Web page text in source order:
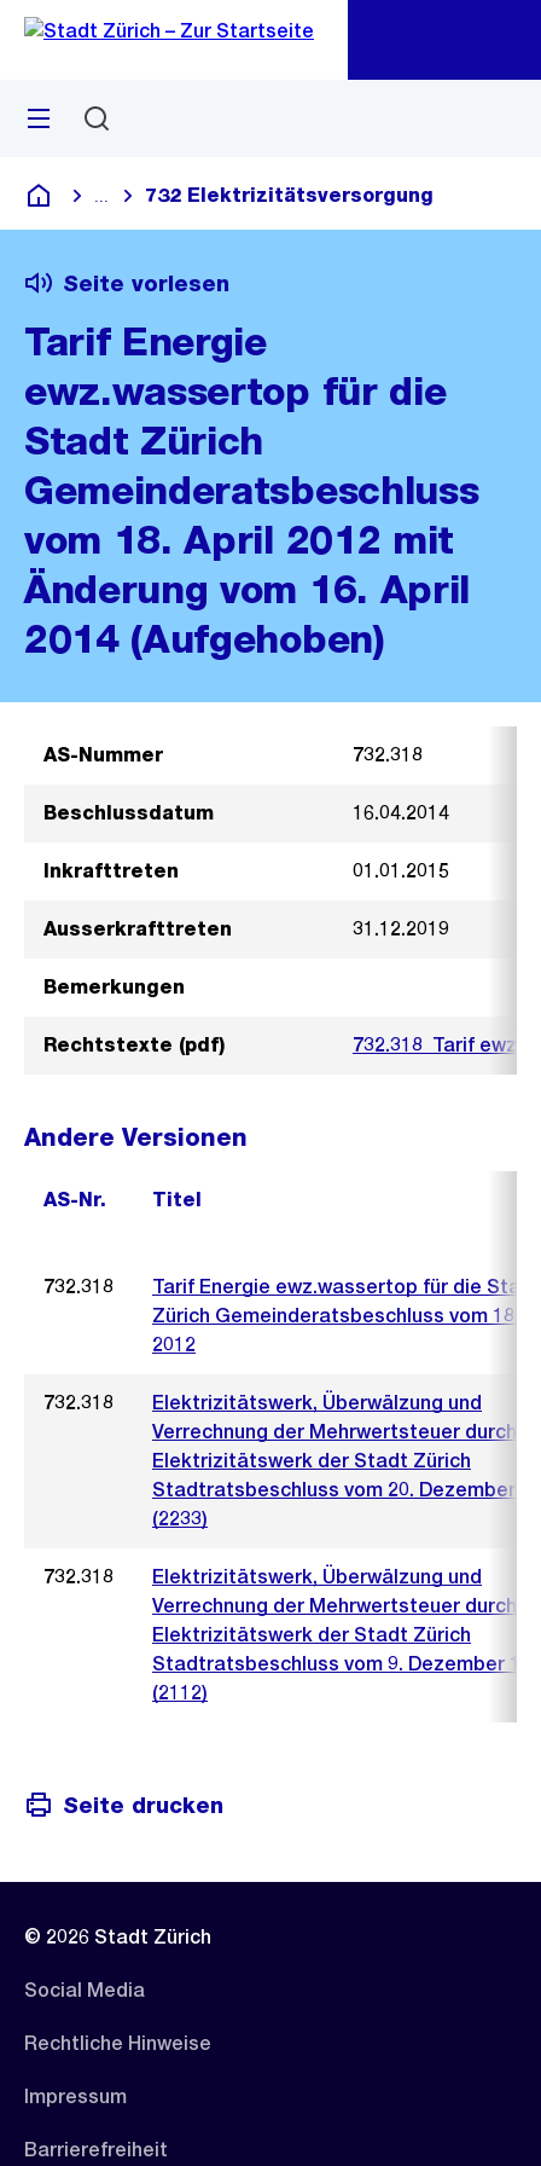
Navigation
Sprunglink
Menü
Deutsch
Blende alle Breadcrumbs ein
732 Elektrizitätsversorgung
Seite vorlesen
Tarif Energie
ewz.wassertop für die
Stadt Zürich
Gemeinderatsbeschluss
vom 18. April 2012 mit
Änderung vom 16. April
2014 (Aufgehoben)
AS-Nummer 732.318
Beschlussdatum 16.04.2014
Inkrafttreten 01.01.2015
Ausserkrafttreten 31.12.2019
Bemerkungen
Rechtstexte (pdf) 732.318_Tarif
Andere Versionen
AS-Nr. Titel
732.318
Tarif Energie ewz.wassertop für die Stadt
Zürich Gemeinderatsbeschluss vom 18.
2012
732.318
Elektrizitätswerk, Überwälzung und
Verrechnung der Mehrwertsteuer durch
Elektrizitätswerk der Stadt Zürich
Stadtratsbeschluss vom 20. Dezember
(2233)
732.318
Elektrizitätswerk, Überwälzung und
Verrechnung der Mehrwertsteuer durch
Elektrizitätswerk der Stadt Zürich
Stadtratsbeschluss vom 9. Dezember
(2112)
Seite drucken
© 2026 Stadt Zürich
Social Media
Rechtliche Hinweise
Impressum
Barrierefreiheit